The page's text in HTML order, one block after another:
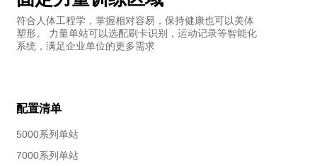
符合人体工程学，掌握相对容易，保持健康也可以美体
塑形。 力量单站可以选配刷卡识别，运动记录等智能化
系统，满足企业单位的更多需求
配置清单
5000系列单站
7000系列单站